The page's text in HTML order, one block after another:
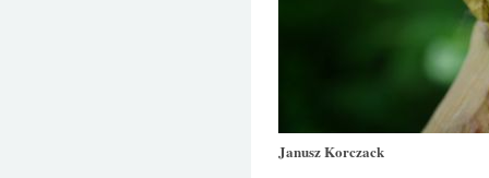
Janusz Korczack